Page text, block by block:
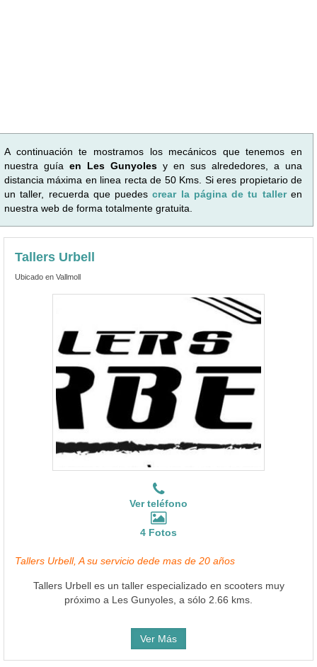
A continuación te mostramos los mecánicos que tenemos en
nuestra guía en Les Gunyoles y en sus alrededores, a una
distancia máxima en linea recta de 50 Kms. Si eres propietario de
un taller, recuerda que puedescrear la página de tu talleren
nuestra web de forma totalmente gratuita.
Tallers Urbell
Ubicado en Vallmoll
Ver teléfono
4 Fotos
Tallers Urbell, A su servicio dede mas de 20 años
Tallers Urbell es un taller especializado en scooters muy
próximo a Les Gunyoles, a sólo 2.66 kms.
Ver Más